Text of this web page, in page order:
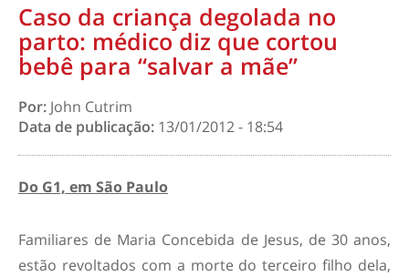
Caso da criança degolada no
parto: médico diz que cortou
bebê para “salvar a mãe”
Por: John Cutrim
Data de publicação: 13/01/2012 - 18:54
Do G1, em São Paulo
Familiares de Maria Concebida de Jesus, de 30 anos,
estão revoltados com a morte do terceiro filho dela,